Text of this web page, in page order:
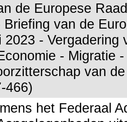
de Europese
Briefing van de
2023 - Vergadering
- Migratie
van
466)
het Federaal